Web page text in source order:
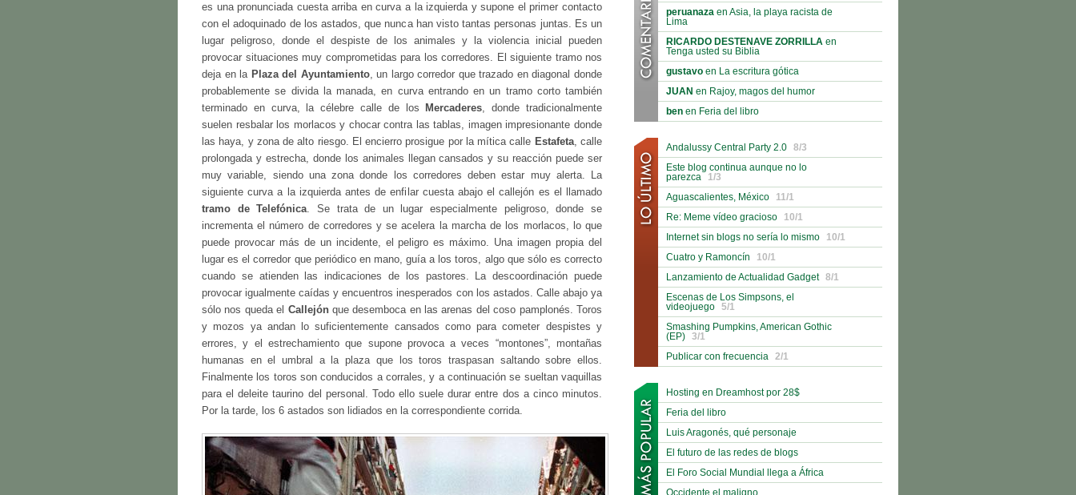
es una pronunciada cuesta arriba en curva a la izquierda y supone el primer contacto
con el adoquinado de los astados, que nunca han visto tantas personas juntas. Es un
lugar peligroso, donde el despiste de los animales y la violencia inicial pueden
provocar situaciones muy comprometidas para los corredores. El siguiente tramo nos
deja en la Plaza del Ayuntamiento, un largo corredor que trazado en diagonal donde
probablemente se divida la manada, en curva entrando en un tramo corto también
terminado en curva, la célebre calle de los
Mercaderes , donde tradicionalmente
suelen resbalar los morlacos y chocar contra las tablas, imagen impresionante donde
las haya, y zona de alto riesgo. El encierro prosigue por la mítica calle Estafeta, calle
prolongada y estrecha, donde los animales llegan cansados y su reacción puede ser
muy variable, siendo una zona donde los corredores deben estar muy alerta. La
siguiente curva a la izquierda antes de enfilar cuesta abajo el callejón es el llamado
tramo de Telefónica . Se trata de un lugar especialmente peligroso, donde se
incrementa el número de corredores y se acelera la marcha de los morlacos, lo que
puede provocar más de un incidente, el peligro es máximo. Una imagen propia del
lugar es el corredor que periódico en mano, guía a los toros, algo que sólo es correcto
cuando se atienden las indicaciones de los pastores. La descoordinación puede
provocar igualmente caídas y encuentros inesperados con los astados. Calle abajo ya
sólo nos queda el Callejónque desemboca en las arenas del coso pamplonés. Toros
y mozos ya andan lo suficientemente cansados como para cometer despistes y
errores, y el estrechamiento que supone provoca a veces “montones”, montañas
humanas en el umbral a la plaza que los toros traspasan saltando sobre ellos.
Finalmente los toros son conducidos a corrales, y a continuación se sueltan vaquillas
para el deleite taurino del personal. Todo ello suele durar entre dos a cinco minutos.
Por la tarde, los 6 astados son lidiados en la correspondiente corrida.
peruanaza en Asia, la playa racista de
Lima
RICARDO DESTENAVE ZORRILLA en
Tenga usted su Biblia
gustavo en La escritura gótica
JUAN en Rajoy, magos del humor
ben en Feria del libro
Andalussy Central Party 2.0
8/3
Este blog continua aunque no lo
parezca
1/3
Aguascalientes, México
11/1
Re: Meme vídeo gracioso
10/1
Internet sin blogs no sería lo mismo
10/1
Cuatro y Ramoncín
10/1
Lanzamiento de Actualidad Gadget
8/1
Escenas de Los Simpsons, el
videojuego
5/1
Smashing Pumpkins, American Gothic
(EP)
3/1
Publicar con frecuencia
2/1
Hosting en Dreamhost por 28$
Feria del libro
Luis Aragonés, qué personaje
El futuro de las redes de blogs
El Foro Social Mundial llega a África
Occidente el maligno